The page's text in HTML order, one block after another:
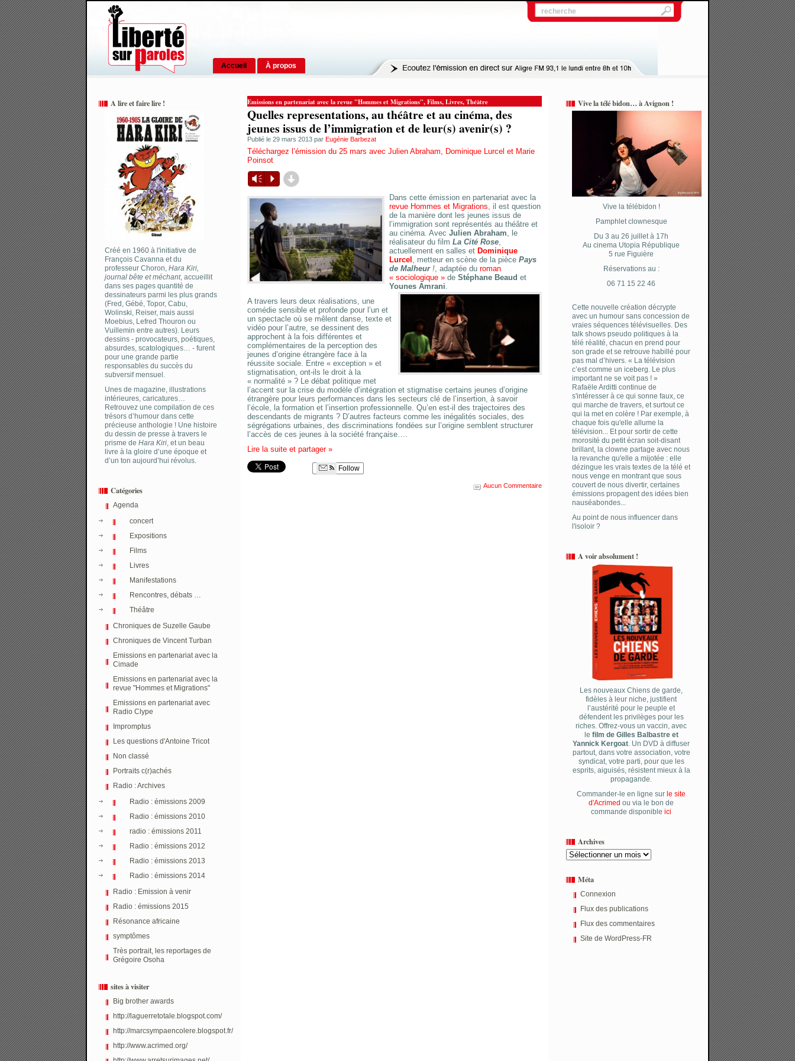
Accueil À propos
A lire et faire lire !
Créé en 1960 à l'initiative de
François Cavanna et du
professeur Choron, Hara Kiri,
journal bête et méchant, accueillit
dans ses pages quantité de
dessinateurs parmi les plus grands
(Fred, Gébé, Topor, Cabu,
Wolinski, Reiser, mais aussi
Moebius, Lefred Thouron ou
Vuillemin entre autres). Leurs
dessins - provocateurs, poétiques,
absurdes, scatologiques… - furent
pour une grande partie
responsables du succès du
subversif mensuel.
Unes de magazine, illustrations
intérieures, caricatures…
Retrouvez une compilation de ces
trésors d’humour dans cette
précieuse anthologie ! Une histoire
du dessin de presse à travers le
prisme de Hara Kiri, et un beau
livre à la gloire d’une époque et
d’un ton aujourd’hui révolus.
Catégories
Agenda
concert
Expositions
Films
Livres
Manifestations
Rencontres, débats …
Théâtre
Chroniques de Suzelle Gaube
Chroniques de Vincent Turban
Emissions en partenariat avec la
Cimade
Emissions en partenariat avec la
revue "Hommes et Migrations"
Emissions en partenariat avec
Radio Clype
Impromptus
Les questions d'Antoine Tricot
Non classé
Portraits c(r)achés
Radio : Archives
Radio : émissions 2009
Radio : émissions 2010
radio : émissions 2011
Radio : émissions 2012
Radio : émissions 2013
Radio : émissions 2014
Radio : Emission à venir
Radio : émissions 2015
Résonance africaine
symptômes
Très portrait, les reportages de
Grégoire Osoha
sites à visiter
Big brother awards
http://laguerretotale.blogspot.com/
http://marcsympaencolere.blogspot.fr/
http://www.acrimed.org/
Vive la télé bidon… à Avignon !
Vive la télébidon !
Pamphlet clownesque
Du 3 au 26 juillet à 17h
Au cinema Utopia République
5 rue Figuière
Réservations au :
06 71 15 22 46
Cette nouvelle création décrypte
avec un humour sans concession de
vraies séquences télévisuelles. Des
talk shows pseudo politiques à la
télé réalité, chacun en prend pour
son grade et se retrouve habillé pour
pas mal d’hivers. « La télévision
c’est comme un iceberg. Le plus
important ne se voit pas ! »
Rafaële Arditti continue de
s'intéresser à ce qui sonne faux, ce
qui marche de travers, et surtout ce
qui la met en colère ! Par exemple, à
chaque fois qu'elle allume la
télévision... Et pour sortir de cette
morosité du petit écran soit-disant
brillant, la clowne partage avec nous
la revanche qu'elle a mijotée : elle
dézingue les vrais textes de la télé et
nous venge en montrant que sous
couvert de nous divertir, certaines
émissions propagent des idées bien
nauséabondes...
Au point de nous influencer dans
l'isoloir ?
A voir absolument !
Les nouveaux Chiens de garde,
fidèles à leur niche, justifient
l’austérité pour le peuple et
défendent les privilèges pour les
riches. Offrez-vous un vaccin, avec
le film de Gilles Balbastre et
Yannick Kergoat. Un DVD à diffuser
partout, dans votre association, votre
syndicat, votre parti, pour que les
esprits, aiguisés, résistent mieux à la
propagande.
Commander-le en ligne sur le site
d'Acrimed ou via le bon de
commande disponible ici
Archives
Archives
Méta
Connexion
Flux des publications
Flux des commentaires
Site de WordPress-FR
Emissions en partenariat avec la revue "Hommes et Migrations",Films,Livres,Théâtre
Quelles representations, au théâtre et au cinéma, des
jeunes issus de l’immigration et de leur(s) avenir(s) ?
Publié le 29 mars 2013 par Eugénie Barbezat
Téléchargez l’émission du 25 mars avec Julien Abraham, Dominique Lurcel et Marie
Poinsot
Vm P d
Dans cette émission en partenariat avec la
revue Hommes et Migrations, il est question
de la manière dont les jeunes issus de
l’immigration sont représentés au théâtre et
au cinéma. Avec Julien Abraham, le
réalisateur du film La Cité Rose,
actuellement en salles et Dominique
Lurcel , metteur en scène de la pièce Pays
de Malheur !, adaptée du roman
« sociologique » de Stéphane Beaud et
Younes Amrani.
A travers leurs deux réalisations, une
comédie sensible et profonde pour l’un et
un spectacle où se mêlent danse, texte et
vidéo pour l’autre, se dessinent des
approchent à la fois différentes et
complémentaires de la perception des
jeunes d’origine étrangère face à la
réussite sociale. Entre « exception » et
stigmatisation, ont-ils le droit à la
« normalité » ? Le débat politique met
l’accent sur la crise du modèle d’intégration et stigmatise certains jeunes d’origine
étrangère pour leurs performances dans les secteurs clé de l’insertion, à savoir
l’école, la formation et l’insertion professionnelle. Qu’en est-il des trajectoires des
descendants de migrants ? D’autres facteurs comme les inégalités sociales, des
ségrégations urbaines, des discriminations fondées sur l’origine semblent structurer
l’accès de ces jeunes à la société française….
Lire la suite et partager »
Follow
Aucun Commentaire